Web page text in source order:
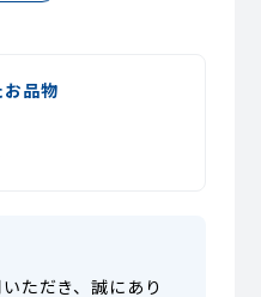
品物
ただき、誠にあり